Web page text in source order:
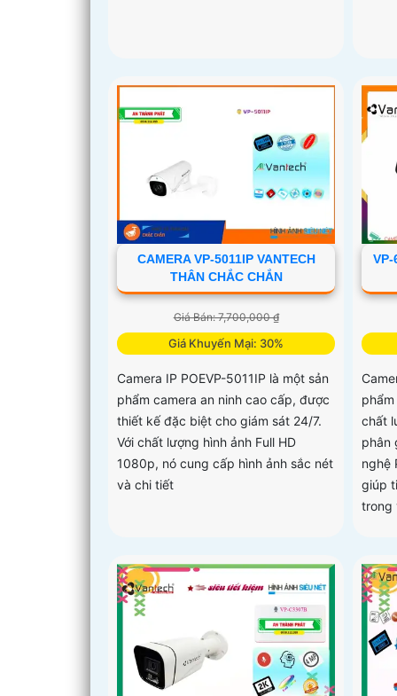
CAMERA VP-5011IP VANTECH
THÂN CHẮC CHẮN
Giá Bán: 7,700,000 ₫
Giá Khuyến Mại: 30%
Camera IP POEVP-5011IP là một sản
phẩm camera an ninh cao cấp, được
thiết kế đặc biệt cho giám sát 24/7.
Với chất lượng hình ảnh Full HD
1080p, nó cung cấp hình ảnh sắc nét
và chi tiết
VP-
chất
phân
nghệ
giúp
trong